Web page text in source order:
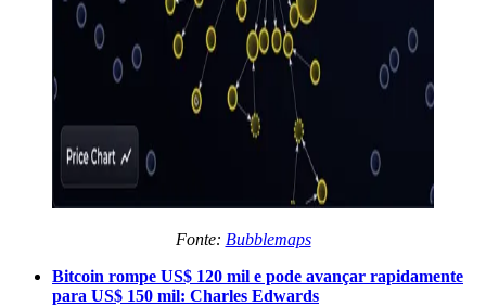
Fonte: Bubblemaps
Bitcoin rompe US$ 120 mil e pode avançar rapidamente
para US$ 150 mil: Charles Edwards